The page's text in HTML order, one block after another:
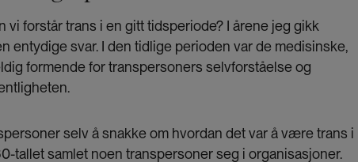
vi forstår trans i en gitt tidsperiode? I årene jeg gikk
entydige svar. I den tidlige perioden var de medisinske,
formende for transpersoners selvforståelse og
selv å snakke om hvordan det var å være trans i
tallet samlet noen transpersoner seg i organisasjoner.